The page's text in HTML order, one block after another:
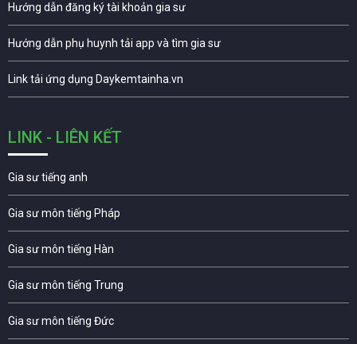
Hướng dẫn đăng ký tài khoản gia sư
Hướng dẫn phụ huynh tải app và tìm gia sư
Link tải ứng dụng Daykemtainha.vn
LINK - LIÊN KẾT
Gia sư tiếng anh
Gia sư môn tiếng Pháp
Gia sư môn tiếng Hàn
Gia sư môn tiếng Trung
Gia sư môn tiếng Đức